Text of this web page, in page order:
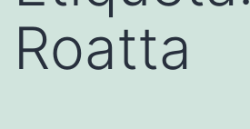
Roatta